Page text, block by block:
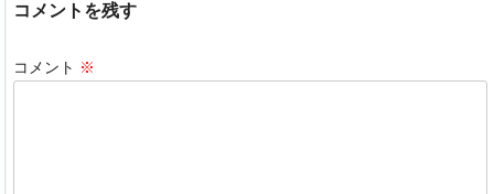
e
b
コメントを残す
コメント ※